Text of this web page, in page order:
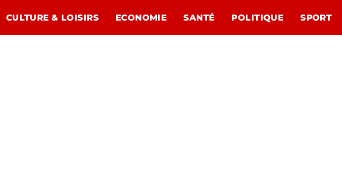
CULTURE & LOISIRS ECONOMIE SANTÉ POLITIQUE SPORT